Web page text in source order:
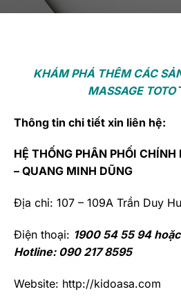
KHÁM PHÁ THÊM CÁC
MASSAGE TOTO
Thông tin chi tiết xin liên hệ:
HỆ THỐNG PHÂN PHỐI CHÍNH
– QUANG MINH DŨNG
Địa chỉ: 107 – 109A Trần Duy
Điện thoại: 1900 54 55 94
Hotline: 090 217 8595
Website: http://kidoasa.com